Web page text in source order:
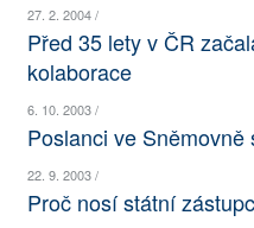
AUTOŘI
PŘÍSPĚVKY NA PROVOZ
SOCIÁLNÍ SÍTĚ
27. 2. 2004 /
Před 35 lety v ČR
kolaborace
6. 10. 2003 /
Poslanci ve
22. 9. 2003 /
Proč nosí státní